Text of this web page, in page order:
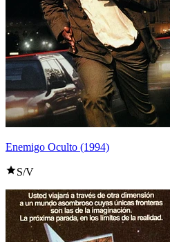
Enemigo Oculto (1994)
S/V